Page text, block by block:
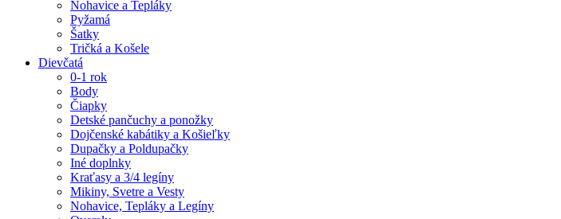
Nohavice a Tepláky
Pyžamá
Šatky
Tričká a Košele
Dievčatá
0-1 rok
Body
Čiapky
Detské pančuchy a ponožky
Dojčenské kabátiky a Košieľky
Dupačky a Poldupačky
Iné doplnky
Kraťasy a 3/4 legíny
Mikiny, Svetre a Vesty
Nohavice, Tepláky a Legíny